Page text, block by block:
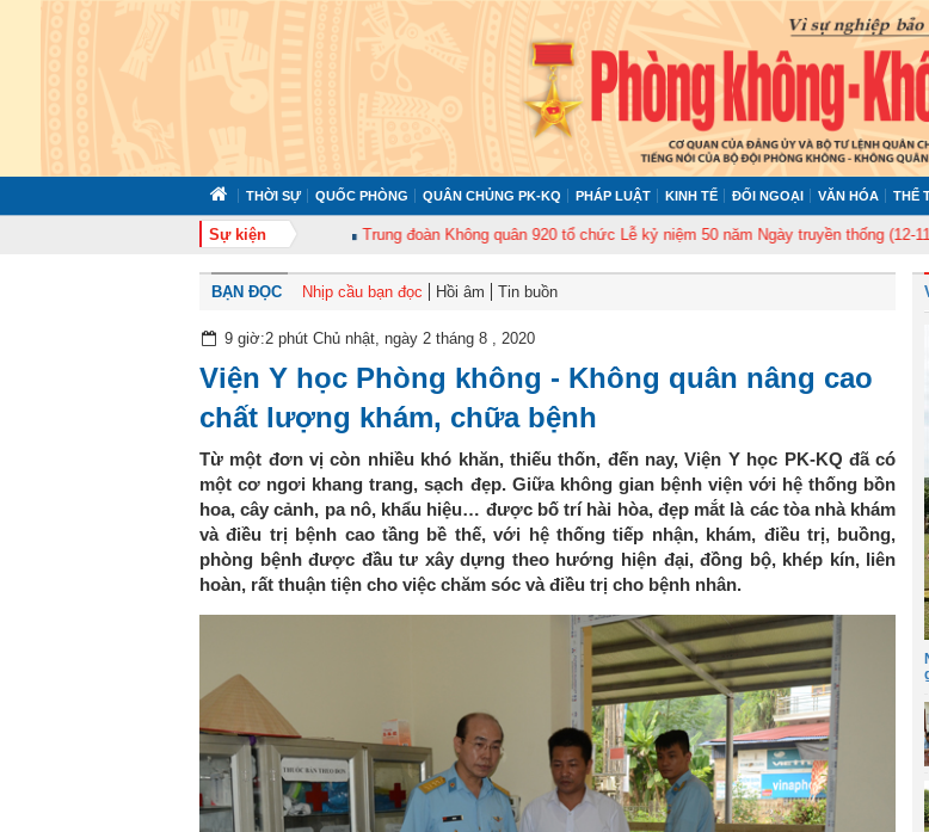
THỜI SỰ QUỐC PHÒNG QUÂN CHỦNG PK-KQ PHÁP LUẬT KINH TẾ ĐỐI NGOẠI VĂN HÓA THỂ
Sự kiện
372 tổ chức tập huấn cán bộ năm 2026 Trung đoàn Không quân 920 tổ chức Lễ kỷ niệm 50 năm Ngày truyền thống (12-11-1975/
BẠN ĐỌC Nhịp cầu bạn đọc Hồi âm Tin buồn
9 giờ:2 phút Chủ nhật, ngày 2 tháng 8 , 2020
Viện Y học Phòng không - Không quân nâng cao
chất lượng khám, chữa bệnh
Từ một đơn vị còn nhiều khó khăn, thiếu thốn, đến nay, Viện Y học PK-KQ đã có
một cơ ngơi khang trang, sạch đẹp. Giữa không gian bệnh viện với hệ thống bồn
hoa, cây cảnh, pa nô, khẩu hiệu… được bố trí hài hòa, đẹp mắt là các tòa nhà khám
và điều trị bệnh cao tầng bề thế, với hệ thống tiếp nhận, khám, điều trị, buồng,
phòng bệnh được đầu tư xây dựng theo hướng hiện đại, đồng bộ, khép kín, liên
hoàn, rất thuận tiện cho việc chăm sóc và điều trị cho bệnh nhân.